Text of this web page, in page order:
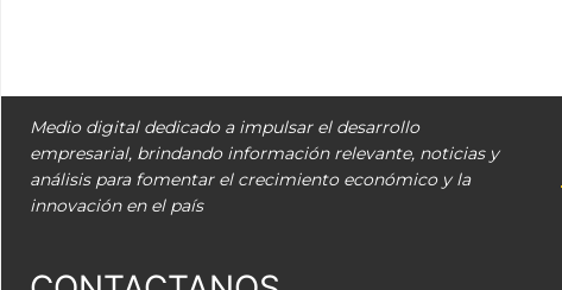
Medio digital dedicado a impulsar el desarrollo
empresarial, brindando información relevante, noticias y
análisis para fomentar el crecimiento económico y la
innovación en el país